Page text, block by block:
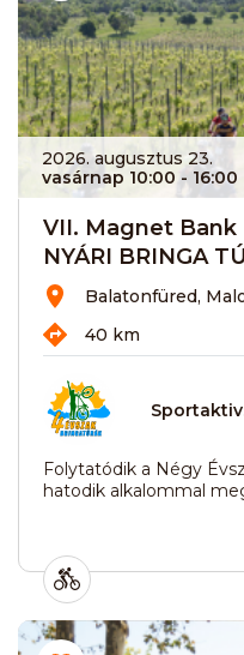
2026. augusztus 23.
vasárnap 10:00 - 16:00
VII. Magnet
NYÁRI BRINGA
Balatonfüred,
40 km
Folytatódik a Négy
hatodik alkalommal